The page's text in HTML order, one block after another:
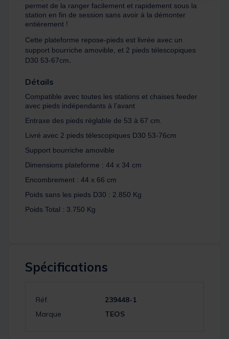
permet de la ranger facilement et rapidement sous la
station en fin de session sans avoir à la démonter
entièrement !
Cette plateforme repose-pieds est livrée avec un
support bourriche amovible, et 2 pieds télescopiques
D30 53-67cm.
Détails
Compatible avec toutes les stations et chaises feeder
avec pieds indépendants à l’avant
Entraxe des pieds réglable de 53 à 67 cm.
Livré avec 2 pieds télescopiques D30 53-76cm
Support bourriche amovible
Dimensions plateforme : 44 x 34 cm
Encombrement : 44 x 66 cm
Poids sans les pieds D30 : 2.850 Kg
Poids Total : 3.750 Kg
Spécifications
Réf.
239448-1
Marque
TEOS